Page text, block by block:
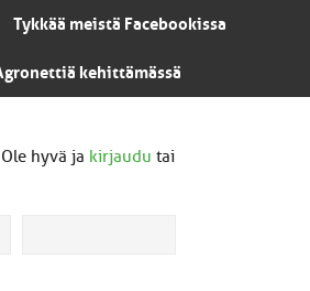
Tykkää meistä Facebookissa
kehittämässä
hyvä ja kirjaudu tai